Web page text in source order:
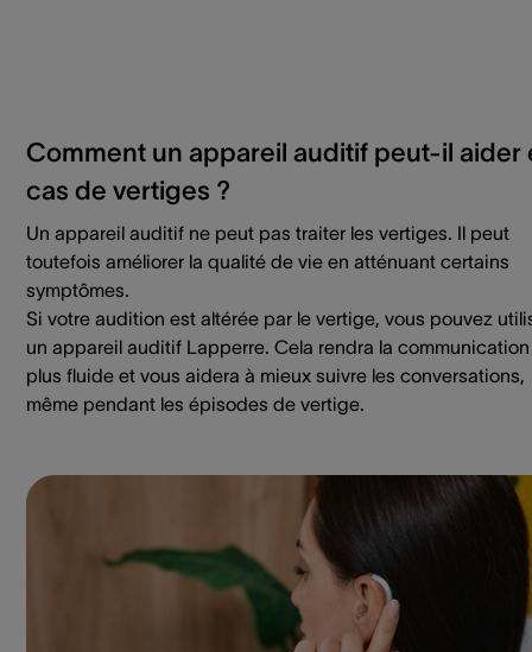
Comment un appareil auditif peut-il aider
cas de vertiges ?
Un appareil auditif ne peut pas traiter les vertiges. Il peut
toutefois améliorer la qualité de vie en atténuant certains
symptômes.
Si votre audition est altérée par le vertige, vous pouvez
un appareil auditif Lapperre. Cela rendra la communication
plus fluide et vous aidera à mieux suivre les conversations,
même pendant les épisodes de vertige.